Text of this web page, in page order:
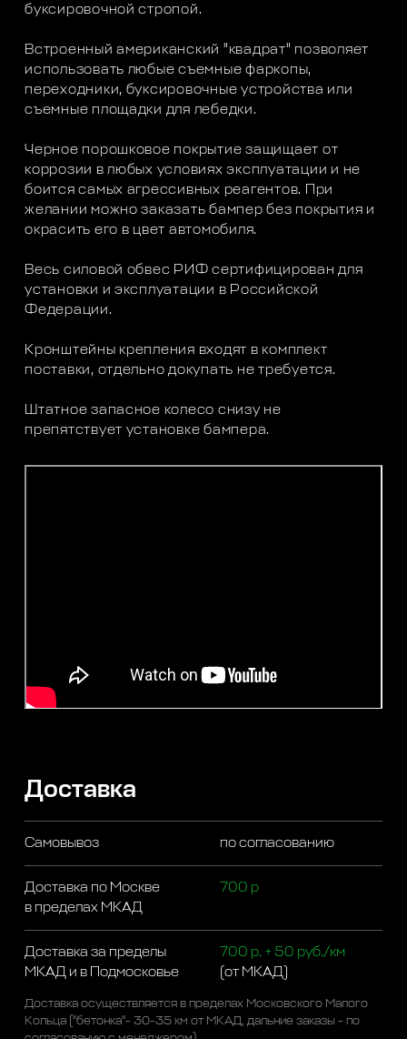
буксировочной стропой.
Встроенный американский "квадрат" позволяет
использовать любые съемные фаркопы,
переходники, буксировочные устройства или
съемные площадки для лебедки.
Черное порошковое покрытие защищает от
коррозии в любых условиях эксплуатации и не
боится самых агрессивных реагентов. При
желании можно заказать бампер без покрытия и
окрасить его в цвет автомобиля.
Весь силовой обвес РИФ сертифицирован для
установки и эксплуатации в Российской
Федерации.
Кронштейны крепления входят в комплект
поставки, отдельно докупать не требуется.
Штатное запасное колесо снизу не
препятствует установке бампера.
Доставка
Самовывоз по согласованию
Доставка по Москве
в пределах МКАД
700 р
Доставка за пределы
МКАД и в Подмосковье
700 р. + 50 руб./км
(от МКАД)
Доставка осуществляется в пределах Московского Малого
Кольца ("бетонка"- 30-35 км от МКАД, дальние заказы - по